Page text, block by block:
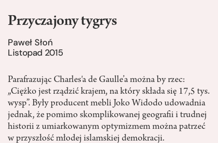
Przyczajony tygrys
Paweł Słoń
Listopad 2015
Parafrazując Charles'a de Gaulle’a można by rzec:
„Ciężko jest rządzić krajem, na który składa się 17,5 tys.
wysp”. Były producent mebli Joko Widodo udowadnia
jednak, że pomimo skomplikowanej geografii i trudnej
historii z umiarkowanym optymizmem można patrzeć
w przyszłość młodej islamskiej demokracji.